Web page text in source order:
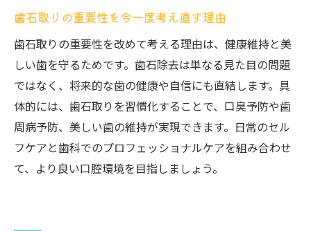
歯石取りの重要性を今一度考え直す理由
歯石取りの重要性を改めて考える理由は、健康維持と美
しい歯を守るためです。歯石除去は単なる見た目の問題
ではなく、将来的な歯の健康や自信にも直結します。具
体的には、歯石取りを習慣化することで、口臭予防や歯
周病予防、美しい歯の維持が実現できます。日常のセル
フケアと歯科でのプロフェッショナルケアを組み合わせ
て、より良い口腔環境を目指しましょう。